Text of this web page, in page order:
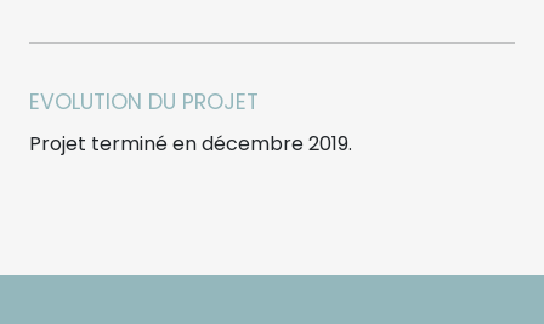
EVOLUTION DU PROJET
Projet terminé en décembre 2019.